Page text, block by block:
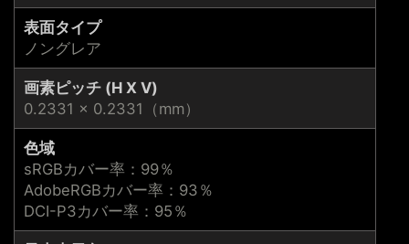
表面タイプ
ノングレア
画素ピッチ (H X V)
0.2331 × 0.2331（mm）
色域
sRGBカバー率：99％
AdobeRGBカバー率：93％
DCI-P3カバー率：95％